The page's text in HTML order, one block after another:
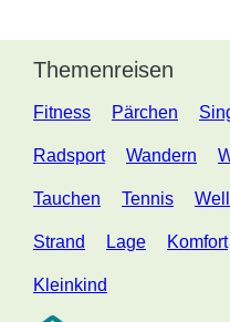
Themenreisen
Fitness Pärchen
Radsport Wandern
Tauchen Tennis
Strand Lage Komfort
Kleinkind